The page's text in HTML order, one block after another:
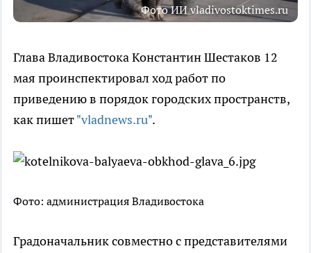
Фото ИИ vladivostoktimes.ru
Глава Владивостока Константин Шестаков 12
мая проинспектировал ход работ по
приведению в порядок городских пространств,
как пишет"vladnews.ru".
Фото: администрация Владивостока
Градоначальник совместно с представителями